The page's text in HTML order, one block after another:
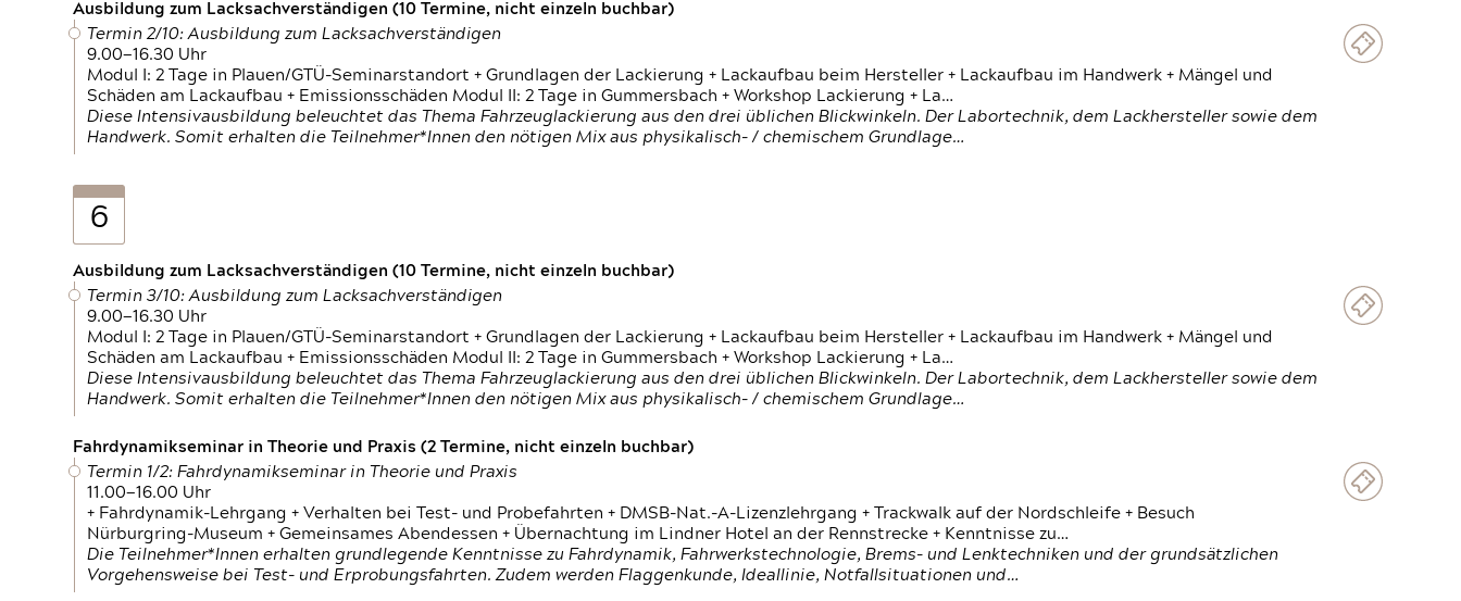
Ausbildung zum Lacksachverständigen (10 Termine, nicht einzeln buchbar)
Termin 2/10: Ausbildung zum Lacksachverständigen
9.00—16.30 Uhr
Modul I: 2 Tage in Plauen/GTÜ-Seminarstandort + Grundlagen der Lackierung + Lackaufbau beim Hersteller + Lackaufbau im Handwerk + Mängel und
Schäden am Lackaufbau + Emissionsschäden Modul II: 2 Tage in Gummersbach + Workshop Lackierung + La…
Diese Intensivausbildung beleuchtet das Thema Fahrzeuglackierung aus den drei üblichen Blickwinkeln. Der Labortechnik, dem Lackhersteller sowie dem
Handwerk. Somit erhalten die Teilnehmer*Innen den nötigen Mix aus physikalisch- / chemischem Grundlage…
6
Ausbildung zum Lacksachverständigen (10 Termine, nicht einzeln buchbar)
Termin 3/10: Ausbildung zum Lacksachverständigen
9.00—16.30 Uhr
Modul I: 2 Tage in Plauen/GTÜ-Seminarstandort + Grundlagen der Lackierung + Lackaufbau beim Hersteller + Lackaufbau im Handwerk + Mängel und
Schäden am Lackaufbau + Emissionsschäden Modul II: 2 Tage in Gummersbach + Workshop Lackierung + La…
Diese Intensivausbildung beleuchtet das Thema Fahrzeuglackierung aus den drei üblichen Blickwinkeln. Der Labortechnik, dem Lackhersteller sowie dem
Handwerk. Somit erhalten die Teilnehmer*Innen den nötigen Mix aus physikalisch- / chemischem Grundlage…
Fahrdynamikseminar in Theorie und Praxis (2 Termine, nicht einzeln buchbar)
Termin 1/2: Fahrdynamikseminar in Theorie und Praxis
11.00—16.00 Uhr
+ Fahrdynamik-Lehrgang + Verhalten bei Test- und Probefahrten + DMSB-Nat.-A-Lizenzlehrgang + Trackwalk auf der Nordschleife + Besuch
Nürburgring-Museum + Gemeinsames Abendessen + Übernachtung im Lindner Hotel an der Rennstrecke + Kenntnisse zu…
Die Teilnehmer*Innen erhalten grundlegende Kenntnisse zu Fahrdynamik, Fahrwerkstechnologie, Brems- und Lenktechniken und der grundsätzlichen
Vorgehensweise bei Test- und Erprobungsfahrten. Zudem werden Flaggenkunde, Ideallinie, Notfallsituationen und…